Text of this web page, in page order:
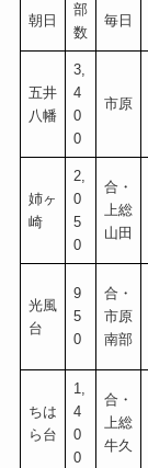
朝日
部
数
毎日
五井
八幡
3,
4
0
0
市原
姉ヶ
崎
2,
0
5
0
合・
上総
山田
光風
台
9
5
0
合・
市原
南部
ちは
ら台
1,
4
0
0
合・
上総
牛久